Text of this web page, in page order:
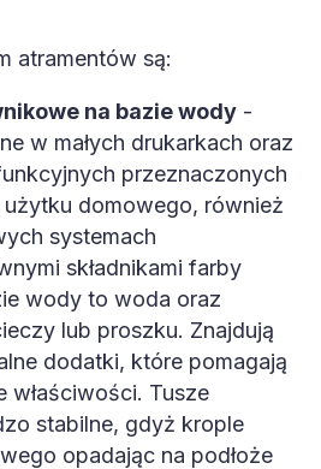
atramentów są:
na bazie wody -
w małych drukarkach oraz
przeznaczonych
użytku domowego, również
systemach
składnikami farby
wody to woda oraz
lub proszku. Znajdują
dodatki, które pomagają
właściwości. Tusze
stabilne, gdyż krople
opadając na podłoże